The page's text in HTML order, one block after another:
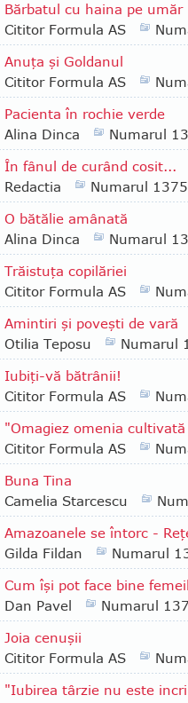
Bărbatul cu haina pe umăr
Cititor Formula AS
Anuţa şi Goldanul
Cititor Formula AS
Pacienta în rochie verde
Alina Dinca
Numarul
În fânul de curând cosit...
Redactia
Numarul 1375
O bătălie amânată
Alina Dinca
Numarul
Trăistuţa copilăriei
Cititor Formula AS
Amintiri şi poveşti de vară
Otilia Teposu
Numarul
Iubiţi-vă bătrânii!
Cititor Formula AS
"Omagiez omenia
Cititor Formula AS
Buna Tina
Camelia Starcescu
Amazoanele se întorc -
Gilda Fildan
Numarul
Cum îşi pot face bine
Dan Pavel
Numarul
Joia cenuşii
Cititor Formula AS
"Iubirea târzie nu este